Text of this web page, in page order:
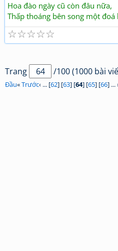
Hoa đào ngày cũ còn đâu nữa,
Thấp thoáng bên song một đoá
☆
☆
☆
☆
☆
Trang /100 (1000 bài
Đầu«Trước‹ ... [62] [63] [64] [65] [66] ...